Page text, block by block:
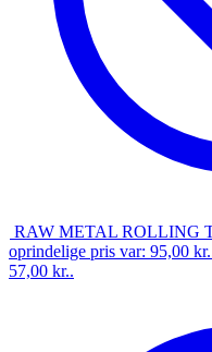
RAW METAL ROLLING
oprindelige pris var: 95,00
57,00 kr..